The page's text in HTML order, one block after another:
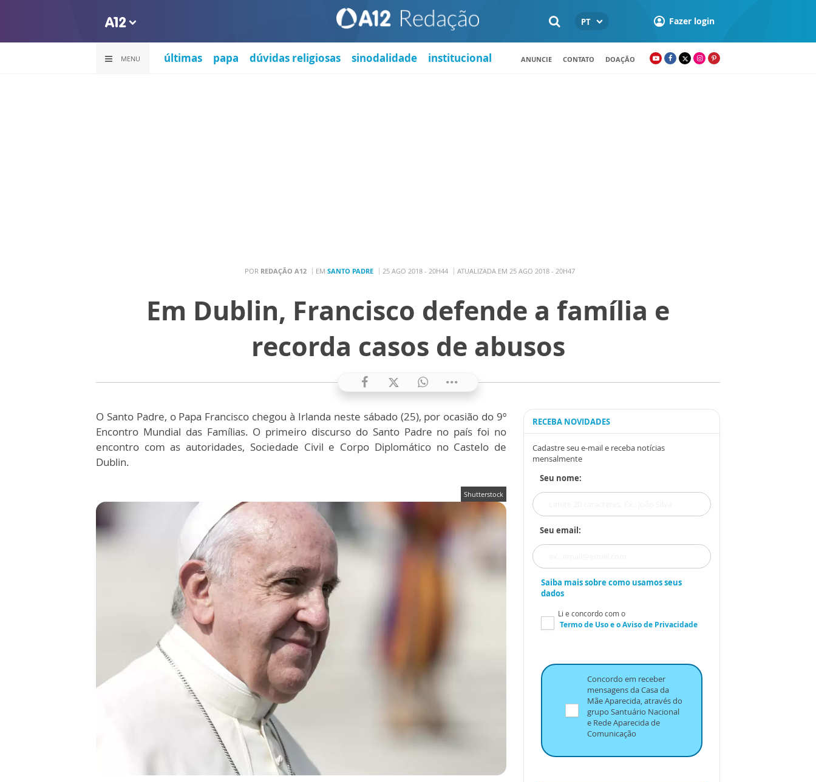
PT Fazer login
MENU últimas papa dúvidas religiosas sinodalidade institucional ANUNCIE CONTATO DOAÇÃO
POR REDAÇÃO A12 EM SANTO PADRE 25 AGO 2018 - 20H44 ATUALIZADA EM 25 AGO 2018 - 20H47
Em Dublin, Francisco defende a família e
recorda casos de abusos
O Santo Padre, o Papa Francisco chegou à Irlanda neste sábado (25), por ocasião do 9º
Encontro Mundial das Famílias. O primeiro discurso do Santo Padre no país foi no
encontro com as autoridades, Sociedade Civil e Corpo Diplomático no Castelo de
Dublin.
Shutterstock
RECEBA NOVIDADES
Cadastre seu e-mail e receba notícias
mensalmente
Seu nome:
Seu email:
Saiba mais sobre como usamos seus
dados
Li e concordo com o
Termo de Usoe oAviso de Privacidade
Concordo em receber
mensagens da Casa da
Mãe Aparecida, através do
grupo Santuário Nacional
e Rede Aparecida de
Comunicação